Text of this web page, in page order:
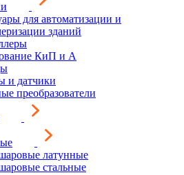
для автоматизации и
зданий
КиП и А
и датчики
преобразователи
латунные
стальные